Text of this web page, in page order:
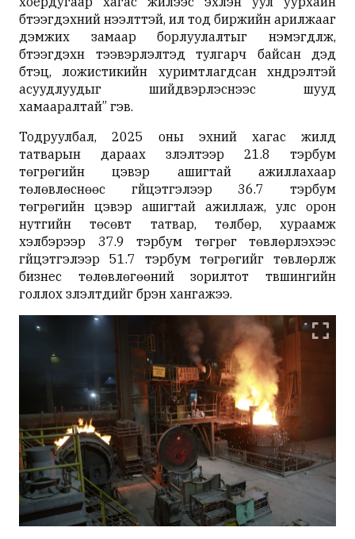
бүтээгдэхүүний нээлттэй, ил тод биржийн арилжааг
дэмжих замаар борлуулалтыг нэмэгдүүлж,
бүтээгдэхүүн тээвэрлэлтэд тулгарч байсан дэд
бүтэц, ложистикийн хуримтлагдсан хүндрэлтэй
асуудлуудыг шийдвэрлэснээс шууд
хамааралтай” гэв.
Тодруулбал, 2025 оны эхний хагас жилд
татварын дараах үзүүлэлтээр 21.8 тэрбум
төгрөгийн цэвэр ашигтай ажиллахаар
төлөвлөснөөс гүйцэтгэлээр 36.7 тэрбум
төгрөгийн цэвэр ашигтай ажиллаж, улс орон
нутгийн төсөвт татвар, төлбөр, хураамж
хэлбэрээр 37.9 тэрбум төгрөг төвлөрүүлэхээс
гүйцэтгэлээр 51.7 тэрбум төгрөгийг төвлөрүүлж
бизнес төлөвлөгөөний зорилтот түвшингийн
голлох үзүүлэлтүүдийг бүрэн хангажээ.